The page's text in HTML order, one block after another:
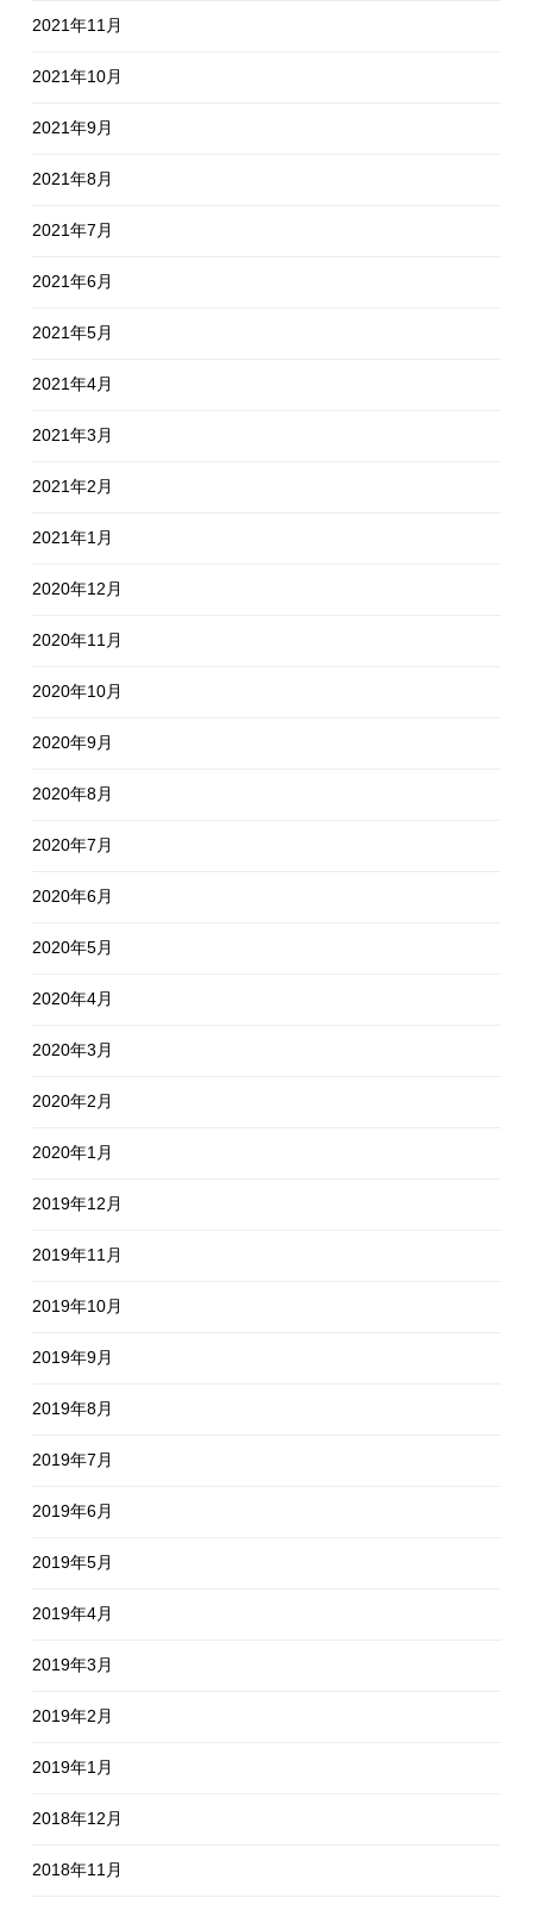
2021年11月
2021年10月
2021年9月
2021年8月
2021年7月
2021年6月
2021年5月
2021年4月
2021年3月
2021年2月
2021年1月
2020年12月
2020年11月
2020年10月
2020年9月
2020年8月
2020年7月
2020年6月
2020年5月
2020年4月
2020年3月
2020年2月
2020年1月
2019年12月
2019年11月
2019年10月
2019年9月
2019年8月
2019年7月
2019年6月
2019年5月
2019年4月
2019年3月
2019年2月
2019年1月
2018年12月
2018年11月